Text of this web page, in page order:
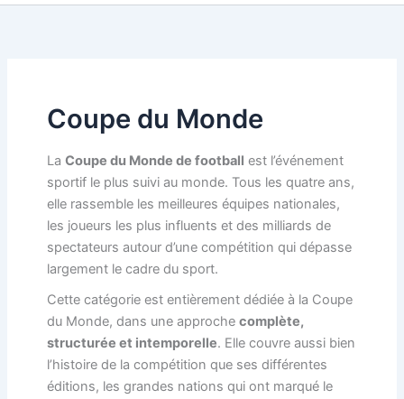
Coupe du Monde
La Coupe du Monde de football est l’événement
sportif le plus suivi au monde. Tous les quatre ans,
elle rassemble les meilleures équipes nationales,
les joueurs les plus influents et des milliards de
spectateurs autour d’une compétition qui dépasse
largement le cadre du sport.
Cette catégorie est entièrement dédiée à la Coupe
du Monde, dans une approche complète,
structurée et intemporelle. Elle couvre aussi bien
l’histoire de la compétition que ses différentes
éditions, les grandes nations qui ont marqué le